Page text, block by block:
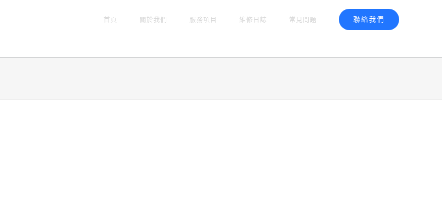
首頁 關於我們 服務項目 維修日誌 常見問題 聯絡我們